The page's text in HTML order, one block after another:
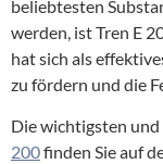
beliebtesten
werden, ist Tren E
hat sich als
zu fördern und die
Die wichtigsten
200finden Sie auf